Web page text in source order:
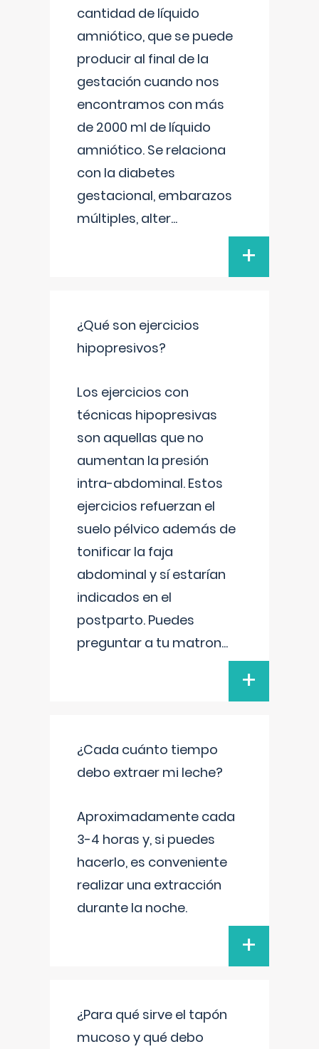
cantidad de líquido
amniótico, que se puede
producir al final de la
gestación cuando nos
encontramos con más
de 2000 ml de líquido
amniótico. Se relaciona
con la diabetes
gestacional, embarazos
múltiples, alter...
+
¿Qué son ejercicios
hipopresivos?
Los ejercicios con
técnicas hipopresivas
son aquellas que no
aumentan la presión
intra-abdominal. Estos
ejercicios refuerzan el
suelo pélvico además de
tonificar la faja
abdominal y sí estarían
indicados en el
postparto. Puedes
preguntar a tu matron...
+
¿Cada cuánto tiempo
debo extraer mi leche?
Aproximadamente cada
3-4 horas y, si puedes
hacerlo, es conveniente
realizar una extracción
durante la noche.
+
¿Para qué sirve el tapón
mucoso y qué debo